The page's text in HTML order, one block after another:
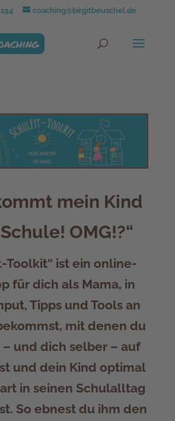
coaching@birgitbeuschel.de
mein Kind
OMG!?“
Toolkit“ ist ein online-
für dich als Mama, in
Tipps und Tools an
mit denen du
und dich selber – auf
und dein Kind optimal
in seinen Schulalltag
So ebnest du ihm den